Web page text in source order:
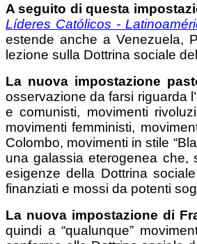
A seguito di questa
Líderes Católicos -
estende anche a Venezuela,
lezione sulla Dottrina sociale
La nuova impostazione
osservazione da farsi riguarda
e comunisti, movimenti
movimenti femministi,
Colombo, movimenti in stile
una galassia eterogenea
esigenze della Dottrina
finanziati e mossi da potenti
La nuova impostazione di
quindi a “qualunque”